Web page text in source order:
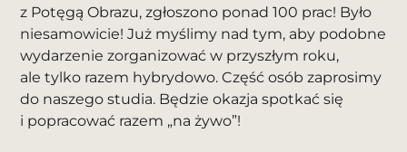
z Potęgą Obrazu, zgłoszono ponad 100 prac! Było
niesamowicie! Już myślimy nad tym, aby podobne
wydarzenie zorganizować w przyszłym roku,
ale tylko razem hybrydowo. Część osób zaprosimy
do naszego studia. Będzie okazja spotkać się
i popracować razem „na żywo”!